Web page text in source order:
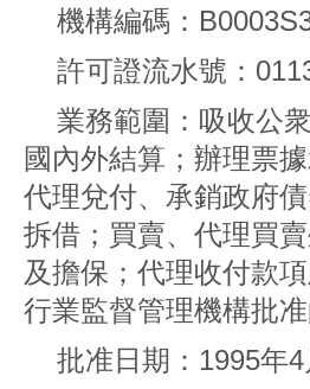
機構編碼：
許可證流水號：
業務範圍：吸收公
國內外結算；辦理票
代理兌付、承銷政府
拆借；買賣、代理買
及擔保；代理收付款
行業監督管理機構批准
批准日期：1995年4